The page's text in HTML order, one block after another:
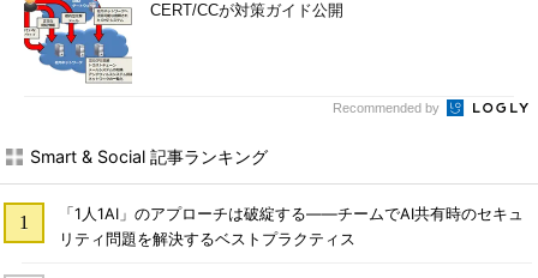
CERT/CCが対策ガイド公開
Recommended by
Smart & Social 記事ランキング
「1人1AI」のアプローチは破綻する――チームでAI共有時のセキュ
リティ問題を解決するベストプラクティス